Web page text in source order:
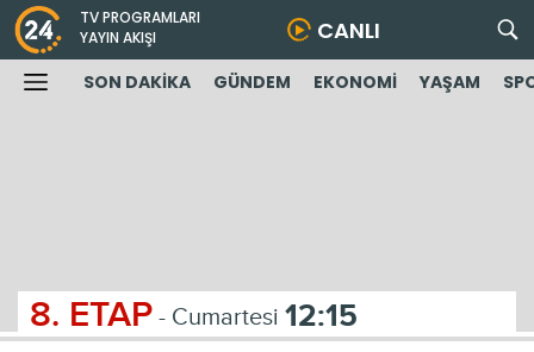
TV PROGRAMLARI
YAYIN AKIŞI
CANLI
SON DAKİKA GÜNDEM EKONOMİ YAŞAM
8. ETAP - Cumartesi 12:15